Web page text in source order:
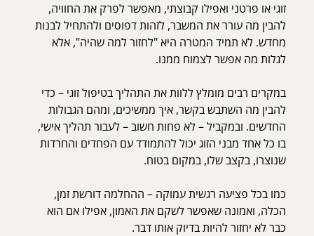
זוגי או פרטני ואפילו קבוצתי, מאפשר לפרק את החוויה,
להבין מה עורר את המשבר, לזהות דפוסים ולהתחיל לבנות
מחדש. לא תמיד המטרה היא "לחזור למה שהיה", אלא
לגלות מה אפשר לצמוח ממנו.
במקרים רבים מומלץ ללוות את התהליך בטיפול זוגי – כדי
להבין מה השתבש בקשר, איך ממשיכים, ומהם הגבולות
החדשים. ובמקביל – לא פחות חשוב – לעבור תהליך אישי,
בו כל אחד מבני הזוג יכול להתמודד עם הפחדים והחרדות
שנוצרו, בקצב שלו, במקום בטוח.
כמו בכל פציעה רגשית עמוקה – ההחלמה דורשת זמן,
הכלה, ואמונה שאפשר לשקם את האמון, אפילו אם הוא
כבר לא יחזור להיות בדיוק אותו דבר.